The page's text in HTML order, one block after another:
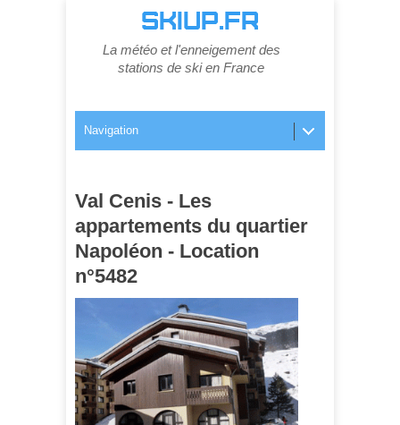
SKIUP.FR
La météo et l'enneigement des
stations de ski en France
Navigation
Val Cenis - Les
appartements du quartier
Napoléon - Location
n°5482